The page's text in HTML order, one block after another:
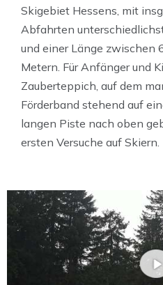
Skigebiet Hessens, mit
Abfahrten
und einer Länge zwischen
Metern. Für Anfänger und
Zauberteppich, auf dem
Förderband stehend auf
langen Piste nach oben
ersten Versuche auf Skiern.